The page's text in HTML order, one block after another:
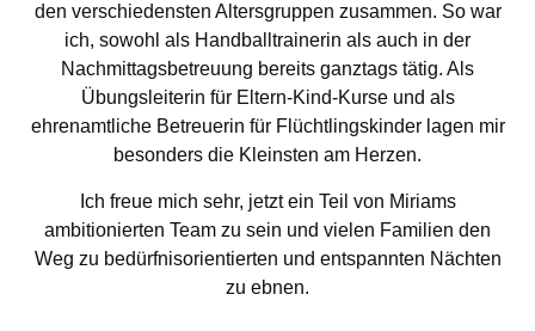
den verschiedensten Altersgruppen zusammen. So war
ich, sowohl als Handballtrainerin als auch in der
Nachmittagsbetreuung bereits ganztags tätig. Als
Übungsleiterin für Eltern-Kind-Kurse und als
ehrenamtliche Betreuerin für Flüchtlingskinder lagen mir
besonders die Kleinsten am Herzen.
Ich freue mich sehr, jetzt ein Teil von Miriams
ambitionierten Team zu sein und vielen Familien den
Weg zu bedürfnisorientierten und entspannten Nächten
zu ebnen.